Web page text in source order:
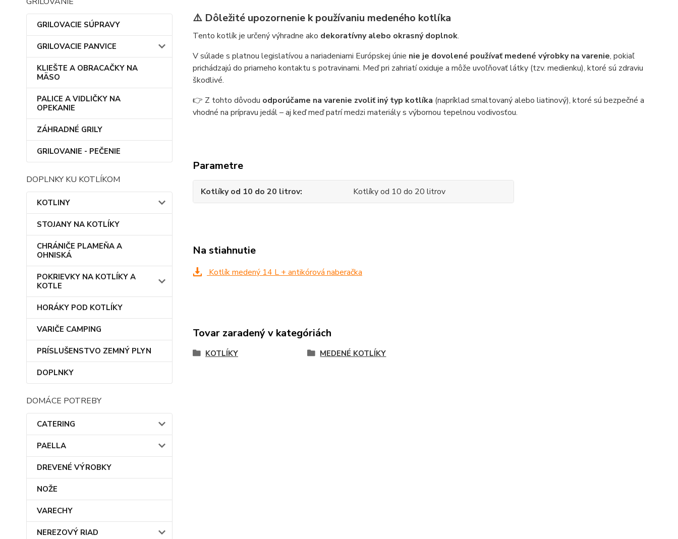
GRILOVACIE SÚPRAVY
GRILOVACIE PANVICE
KLIEŠTE A OBRACAČKY NA
MÄSO
PALICE A VIDLIČKY NA
OPEKANIE
ZÁHRADNÉ GRILY
GRILOVANIE - PEČENIE
DOPLNKY KU KOTLÍKOM
KOTLINY
STOJANY NA KOTLÍKY
CHRÁNIČE PLAMEŇA A
OHNISKÁ
POKRIEVKY NA KOTLÍKY A
KOTLE
HORÁKY POD KOTLÍKY
VARIČE CAMPING
PRÍSLUŠENSTVO ZEMNÝ PLYN
DOPLNKY
DOMÁCE POTREBY
CATERING
PAELLA
DREVENÉ VÝROBKY
NOŽE
VARECHY
NEREZOVÝ RIAD
⚠️ Dôležité upozornenie k používaniu medeného kotlíka
Tento kotlík je určený výhradne ako dekoratívny alebo okrasný doplnok.
V súlade s platnou legislatívou a nariadeniami Európskej únie nie je dovolené používať medené výrobky na varenie, pokiaľ
prichádzajú do priameho kontaktu s potravinami. Meď pri zahriatí oxiduje a môže uvoľňovať látky (tzv. medienku), ktoré sú zdraviu
škodlivé.
👉 Z tohto dôvodu odporúčame na varenie zvoliť iný typ kotlíka (napríklad smaltovaný alebo liatinový), ktoré sú bezpečné a
vhodné na prípravu jedál – aj keď meď patrí medzi materiály s výbornou tepelnou vodivosťou.
Parametre
Kotlíky od 10 do 20 litrov Kotlíky od 10 do 20 litrov
Na stiahnutie
Kotlík medený 14 L + antikórová naberačka
Tovar zaradený v kategóriách
KOTLÍKY MEDENÉ KOTLÍKY